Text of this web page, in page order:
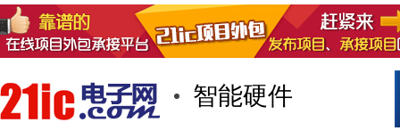
智能硬件